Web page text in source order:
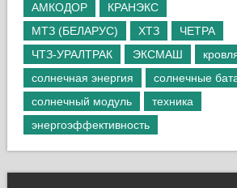
АМКОДОР
КРАНЭКС
МТЗ (БЕЛАРУС)
ХТЗ
ЧЕТРА
ЧТЗ-УРАЛТРАК
ЭКСМАШ
солнечная энергия
солнечные
солнечный модуль
техника
энергоэффективность